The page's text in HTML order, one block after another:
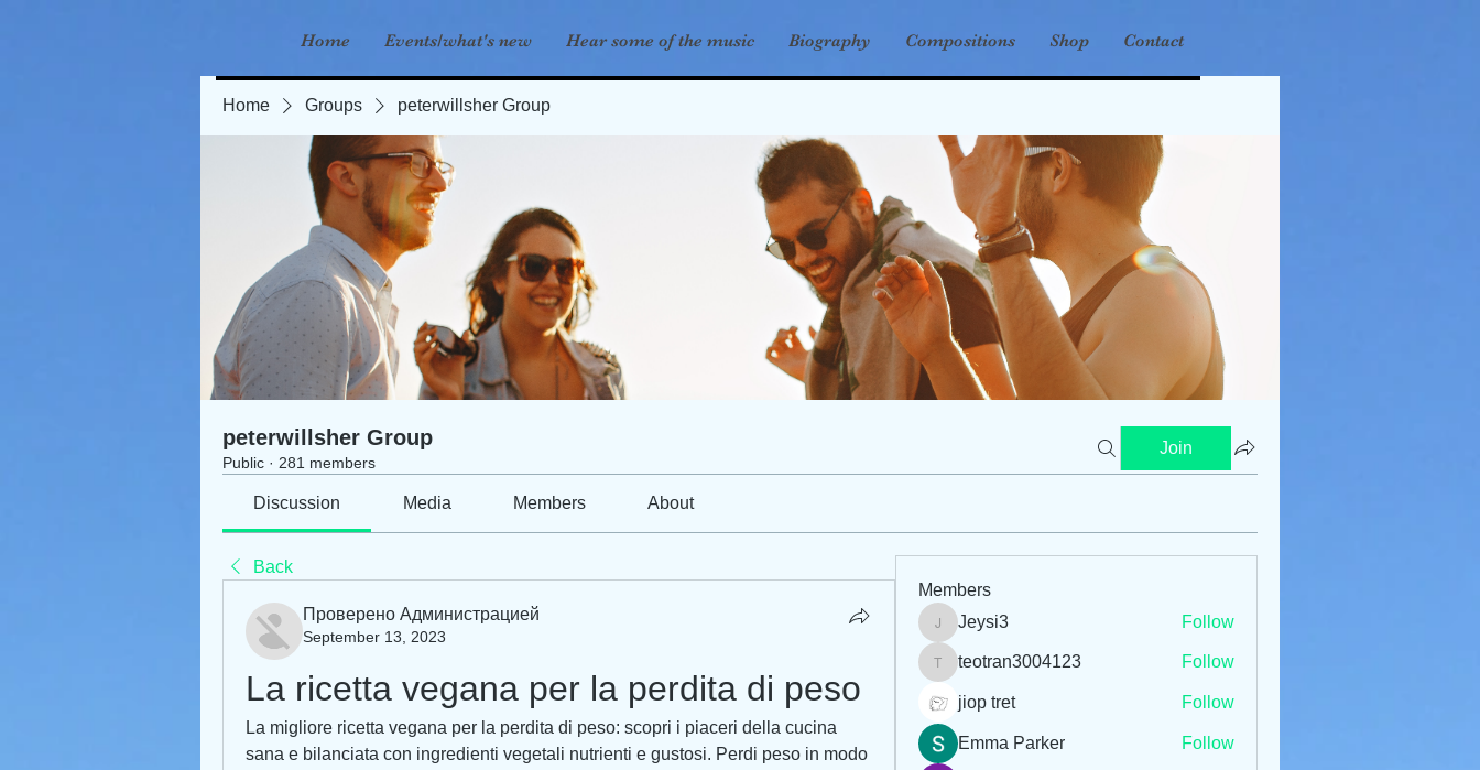
Home Events/what's new Hear some of the music Biography Compositions Shop Contact
Home Groups peterwillsher Group
peterwillsher Group
Public · 281 members
Join
Discussion Media Members About
Back
Проверено Администрацией
September 13, 2023
La ricetta vegana per la perdita di peso
La migliore ricetta vegana per la perdita di peso: scopri i piaceri della cucina
sana e bilanciata con ingredienti vegetali nutrienti e gustosi. Perdi peso in modo
Members
Jeysi3
Jeysi3 Follow
teotran3004123
teotran3004123 Follow
jiop tret Follow
Emma Parker Follow